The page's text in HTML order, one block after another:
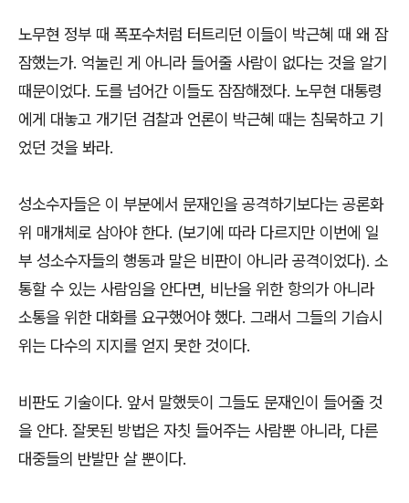
노무현 정부 때 폭포수처럼 터트리던 이들이 박근혜 때 왜 잠
잠했는가. 억눌린 게 아니라 들어줄 사람이 없다는 것을 알기
때문이었다. 도를 넘어간 이들도 잠잠해졌다. 노무현 대통령
에게 대놓고 개기던 검찰과 언론이 박근혜 때는 침묵하고 기
었던 것을 봐라.
성소수자들은 이 부분에서 문재인을 공격하기보다는 공론화
위 매개체로 삼아야 한다. (보기에 따라 다르지만 이번에 일
부 성소수자들의 행동과 말은 비판이 아니라 공격이었다). 소
통할 수 있는 사람임을 안다면, 비난을 위한 항의가 아니라
소통을 위한 대화를 요구했어야 했다. 그래서 그들의 기습시
위는 다수의 지지를 얻지 못한 것이다.
비판도 기술이다. 앞서 말했듯이 그들도 문재인이 들어줄 것
을 안다. 잘못된 방법은 자칫 들어주는 사람뿐 아니라, 다른
대중들의 반발만 살 뿐이다.